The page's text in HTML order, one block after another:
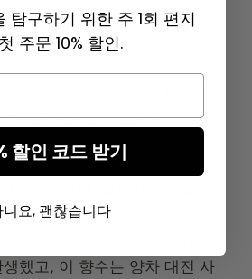
Guerlain이 사용하는 이 향
과 시선을 사로잡는 향수만
격을 받고 질투합니다, 스캔
기뿐입니다. 일부 미국인들은
각하기까지 합니다! 성공을
체가 Shalimar의 Shalimar만
했고, 이 향수는 양차 대전 사
탐구하기 위한 주 1회 편지
주문 10% 할인.
할인 코드 받기
니요, 괜찮습니다